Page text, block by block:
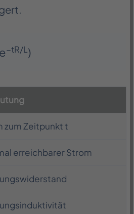
−tR/L )
zum Zeitpunkt t
erreichbarer Strom